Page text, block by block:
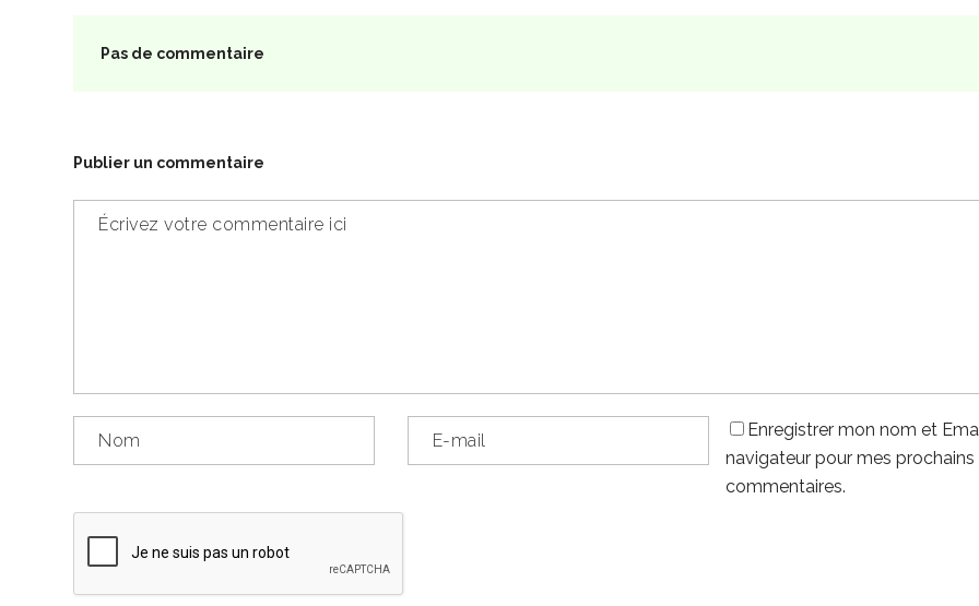
Pas de commentaire
Publier un commentaire
Enregistrer mon nom et
navigateur pour mes prochains
commentaires.